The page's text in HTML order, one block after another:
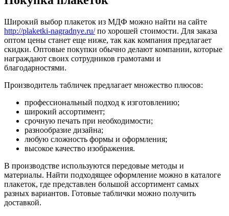
Широкий выбор плакеток из МДФ можно найти на сайте
http://plaketki-nagradnye.ru/по хорошей стоимости. Для заказа
оптом цены станет еще ниже, так как компания предлагает
скидки. Оптовые покупки обычно делают компании, которые
награждают своих сотрудников грамотами и
благодарностями.
Производитель табличек предлагает множество плюсов:
профессиональный подход к изготовлению;
широкий ассортимент;
срочную печать при необходимости;
разнообразие дизайна;
любую сложность формы и оформления;
высокое качество изображения.
В производстве используются передовые методы и
материалы. Найти подходящее оформление можно в каталоге
плакеток, где представлен большой ассортимент самых
разных вариантов. Готовые таблички можно получить
доставкой.